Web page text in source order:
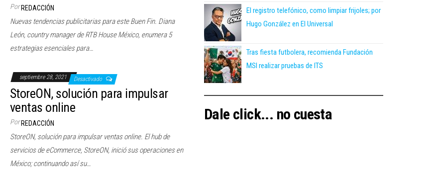
Por REDACCIÓN
Nuevas tendencias publicitarias para este Buen Fin. Diana
León, country manager de RTB House México, enumera 5
estrategias esenciales para…
septiembre 28, 2021 Desactivado
StoreON, solución para impulsar
ventas online
Por REDACCIÓN
StoreON, solución para impulsar ventas online. El hub de
servicios de eCommerce, StoreON, inició sus operaciones en
México; continuando así su…
El registro telefónico, como limpiar frijoles; por
Hugo González en El Universal
Tras fiesta futbolera, recomienda Fundación
MSI realizar pruebas de ITS
Dale click... no cuesta